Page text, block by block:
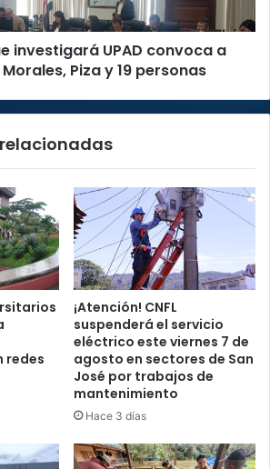
investigará UPAD convoca a
Piza y 19 personas
redes
¡Atención! CNFL
suspenderá el servicio
eléctrico este viernes 7 de
agosto en sectores de San
José por trabajos de
mantenimiento
Hace 3 días